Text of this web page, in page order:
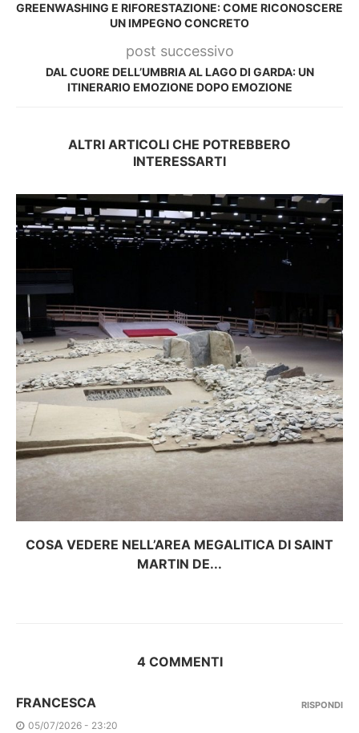
GREENWASHING E RIFORESTAZIONE: COME RICONOSCERE
UN IMPEGNO CONCRETO
post successivo
DAL CUORE DELL’UMBRIA AL LAGO DI GARDA: UN
ITINERARIO EMOZIONE DOPO EMOZIONE
ALTRI ARTICOLI CHE POTREBBERO
INTERESSARTI
COSA VEDERE NELL’AREA MEGALITICA DI SAINT
MARTIN DE...
4 COMMENTI
FRANCESCA
05/07/2026 - 23:20
RISPONDI